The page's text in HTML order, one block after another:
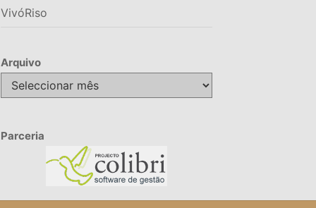
VivóRiso
Arquivo
Arquivo
Parceria